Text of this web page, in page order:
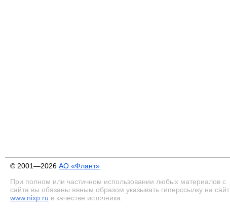
© 2001—2026 АО «Флант»
При полном или частичном использовании любых материалов с
сайта вы обязаны явным образом указывать гиперссылку на сайт
www.nixp.ru в качестве источника.